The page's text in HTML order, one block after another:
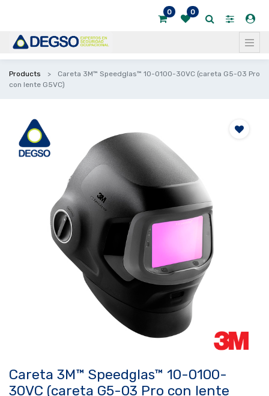
0 0
Products
Careta 3M™ Speedglas™ 10-0100-30VC (careta G5-03 Pro
con lente G5VC)
Careta 3M™ Speedglas™ 10-0100-
30VC (careta G5-03 Pro con lente